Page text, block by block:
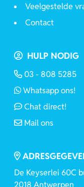
Veelgestelde
Contact
HULP NODIG
03 - 808 5285
Whatsapp ons!
Chat direct!
Mail ons
De Keyserlei 60C
2018 Antwerpen